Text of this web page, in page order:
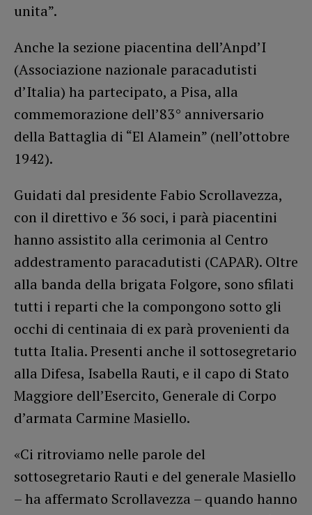
unita”.
Anche la sezione piacentina dell’Anpd’I
(Associazione nazionale paracadutisti
d’Italia) ha partecipato, a Pisa, alla
commemorazione dell’83° anniversario
della Battaglia di “El Alamein” (nell’ottobre
1942).
Guidati dal presidente Fabio Scrollavezza,
con il direttivo e 36 soci, i parà piacentini
hanno assistito alla cerimonia al Centro
addestramento paracadutisti (CAPAR). Oltre
alla banda della brigata Folgore, sono sfilati
tutti i reparti che la compongono sotto gli
occhi di centinaia di ex parà provenienti da
tutta Italia. Presenti anche il sottosegretario
alla Difesa, Isabella Rauti, e il capo di Stato
Maggiore dell’Esercito, Generale di Corpo
d’armata Carmine Masiello.
«Ci ritroviamo nelle parole del
sottosegretario Rauti e del generale Masiello
– ha affermato Scrollavezza – quando hanno